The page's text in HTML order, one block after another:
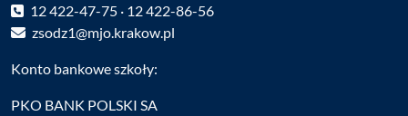
12 422-47-75 · 12 422-86-56
zsodz1@mjo.krakow.pl
Konto bankowe szkoły:
PKO BANK POLSKI SA